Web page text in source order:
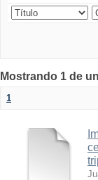
Mostrando 1 de
1